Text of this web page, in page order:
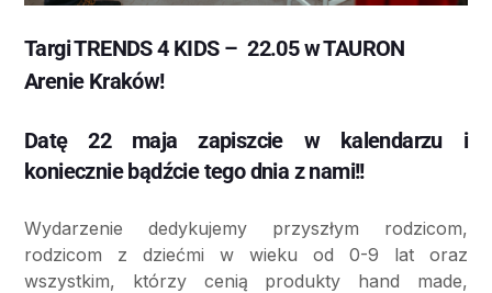
Targi TRENDS 4 KIDS – 22.05 w TAURON
Arenie Kraków!
Datę 22 maja zapiszcie w kalendarzu i
koniecznie bądźcie tego dnia z nami!!
Wydarzenie dedykujemy przyszłym rodzicom,
rodzicom z dziećmi w wieku od 0-9 lat oraz
wszystkim, którzy cenią produkty hand made,